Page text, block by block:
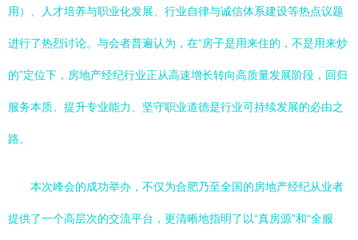
用）、人才培养与职业化发展、行业自律与诚信体系建设等热点议题
进行了热烈讨论。与会者普遍认为，在“房子是用来住的，不是用来炒
的”定位下，房地产经纪行业正从高速增长转向高质量发展阶段，回归
服务本质、提升专业能力、坚守职业道德是行业可持续发展的必由之
路。
本次峰会的成功举办，不仅为合肥乃至全国的房地产经纪从业者
提供了一个高层次的交流平台，更清晰地指明了以“真房源”和“全服